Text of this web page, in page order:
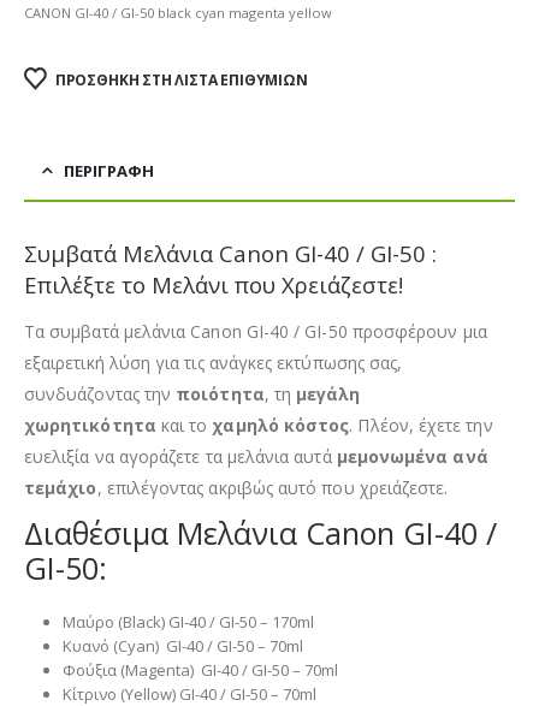
CANON GI-40 / GI-50 black cyan magenta yellow
ΠΡΟΣΘΉΚΗ ΣΤΗ ΛΊΣΤΑ ΕΠΙΘΥΜΙΏΝ
ΠΕΡΙΓΡΑΦΉ
Συμβατά Μελάνια Canon GI-40 / GI-50 :
Επιλέξτε το Μελάνι που Χρειάζεστε!
Τα συμβατά μελάνια Canon GI-40 / GI-50 προσφέρουν μια
εξαιρετική λύση για τις ανάγκες εκτύπωσης σας,
συνδυάζοντας την ποιότητα, τη μεγάλη
χωρητικότητα και το χαμηλό κόστος. Πλέον, έχετε την
ευελιξία να αγοράζετε τα μελάνια αυτά μεμονωμένα ανά
τεμάχιο, επιλέγοντας ακριβώς αυτό που χρειάζεστε.
Διαθέσιμα Μελάνια Canon GI-40 /
GI-50:
Μαύρο (Black) GI-40 / GI-50 – 170ml
Κυανό (Cyan) GI-40 / GI-50 – 70ml
Φούξια (Magenta) GI-40 / GI-50 – 70ml
Κίτρινο (Yellow) GI-40 / GI-50 – 70ml